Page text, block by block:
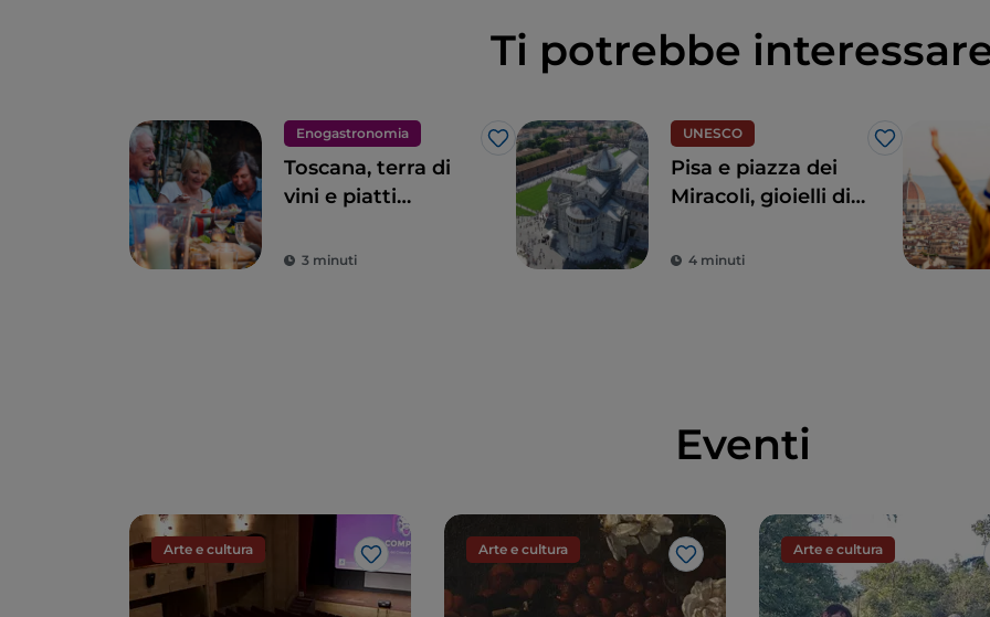
Ti potrebbe
Enogastronomia
Like
Toscana, terra di
vini e piatti
3 minuti
UNESCO
Like
Pisa e piazza dei
Miracoli, gioielli di
bellezza
4 minuti
Eventi
Arte e cultura
Like
Arte e cultura
Like
Arte e cultura